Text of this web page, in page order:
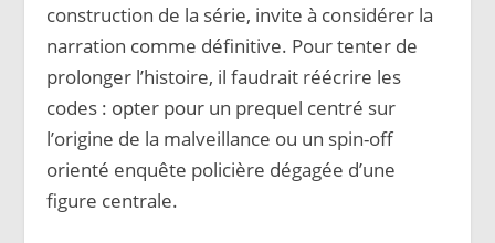
construction de la série, invite à considérer la
narration comme définitive. Pour tenter de
prolonger l’histoire, il faudrait réécrire les
codes : opter pour un prequel centré sur
l’origine de la malveillance ou un spin-off
orienté enquête policière dégagée d’une
figure centrale.